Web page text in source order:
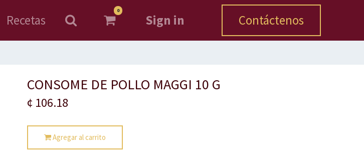
Recetas
0
Sign in Contáctenos
CONSOME DE POLLO MAGGI 10 G
¢ 106.18
Agregar al carrito